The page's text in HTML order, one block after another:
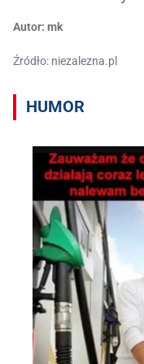
Autor: mk
Źródło: niezalezna.pl
HUMOR